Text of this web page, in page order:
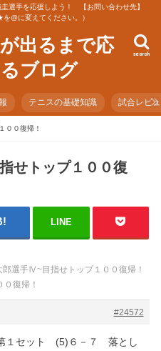
選手を応援しよう！ 【お問い合わせ先】
@に変えてください。）
出るまで応
ブログ
search
テニスの基礎知識 試合レビ
００復帰！
せトップ１００復
LINE
郎選手Ⅳ~目指せトップ１００復帰！
復帰！
#24572
１セット (5)６－７ 落とし